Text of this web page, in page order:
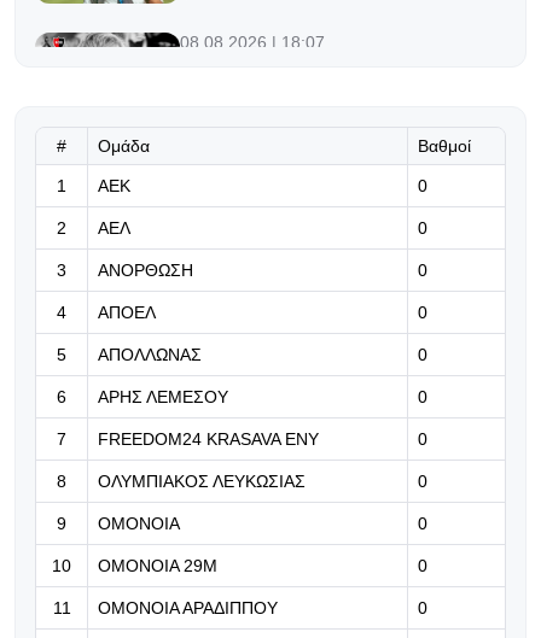
08.08.2026 | 18:07
ΟΣΦΠ: Με οδηγό τις εκτός έδρας
επιδόσεις με Μεντιλίμπαρ στην
08.08.2026 | 17:40
Υποχρέωση τους η βελτιωμένη
εικόνα στη ρεβάνς
08.08.2026 | 17:29
Ανακοίνωση με αιχμές για τον Ελ
Κέμπε από την ΑΕΛ
Ήττα με το κεφάλι ψηλά για την
Ομόνοια στη Γερμανία
# Ομάδα Βαθμοί
1 ΑΕΚ 0
2 ΑΕΛ 0
3 ΑΝΟΡΘΩΣΗ 0
4 ΑΠΟΕΛ 0
5 ΑΠΟΛΛΩΝΑΣ 0
6 ΑΡΗΣ ΛΕΜΕΣΟΥ 0
7 FREEDOM24 KRASAVA ΕΝΥ 0
8 ΟΛΥΜΠΙΑΚΟΣ ΛΕΥΚΩΣΙΑΣ 0
9 ΟΜΟΝΟΙΑ 0
10 ΟΜΟΝΟΙΑ 29Μ 0
11 ΟΜΟΝΟΙΑ ΑΡΑΔΙΠΠΟΥ 0